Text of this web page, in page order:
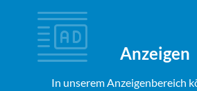
Anzeigen
In unserem Anzeigenbereich